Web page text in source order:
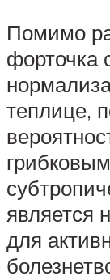
Помимо
форточка
теплице,
является
для